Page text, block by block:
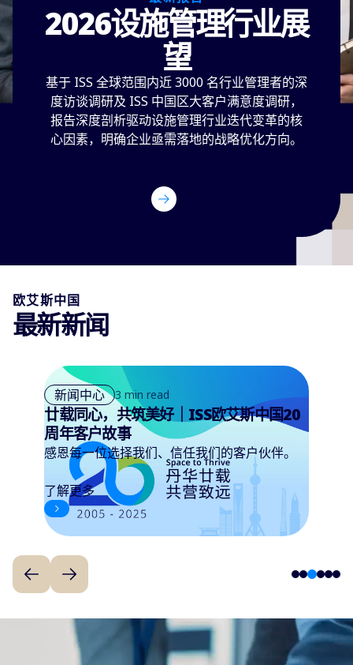
2026设施管理行业展
望
基于 ISS 全球范围内近 3000 名行业管理者的深
度访谈调研及 ISS 中国区大客户满意度调研，
报告深度剖析驱动设施管理行业迭代变革的核
心因素，明确企业亟需落地的战略优化方向。
欧艾斯中国
最新新闻
新闻中心 3 min read
廿载同心，共筑美好｜ISS欧艾斯中国20
周年客户故事
感恩每一位选择我们、信任我们的客户伙伴。
了解更多
123456